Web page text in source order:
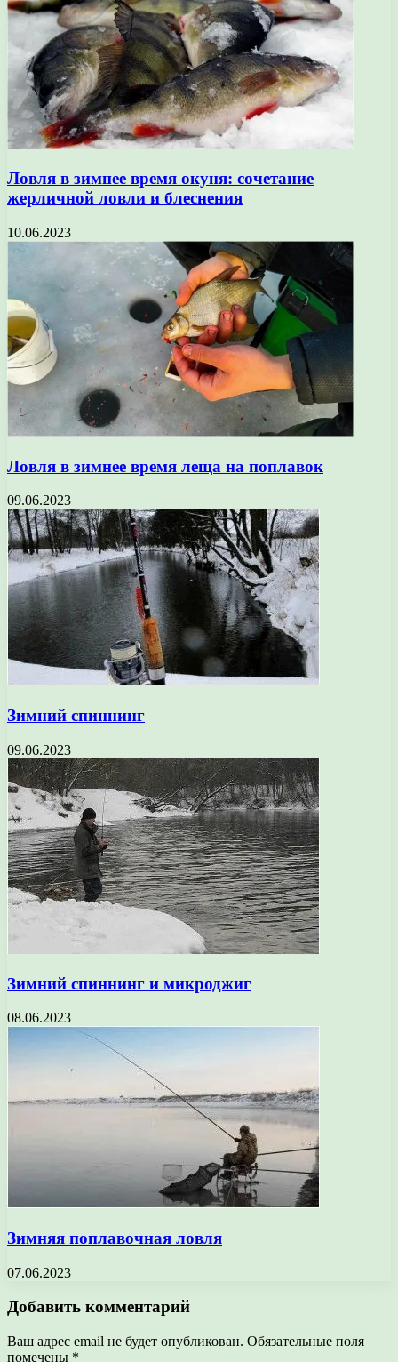
Ловля в зимнее время окуня: сочетание
жерличной ловли и блеснения
10.06.2023
Ловля в зимнее время леща на поплавок
09.06.2023
Зимний спиннинг
09.06.2023
Зимний спиннинг и микроджиг
08.06.2023
Зимняя поплавочная ловля
07.06.2023
Добавить комментарий
Ваш адрес email не будет опубликован. Обязательные поля
помечены *